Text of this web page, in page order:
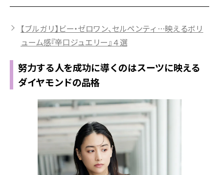
【ブルガリ】ビー・ゼロワン、セルペンティ…映えるボリ
ューム感『辛口ジュエリー』４選
努力する人を成功に導くのはスーツに映える
ダイヤモンドの品格